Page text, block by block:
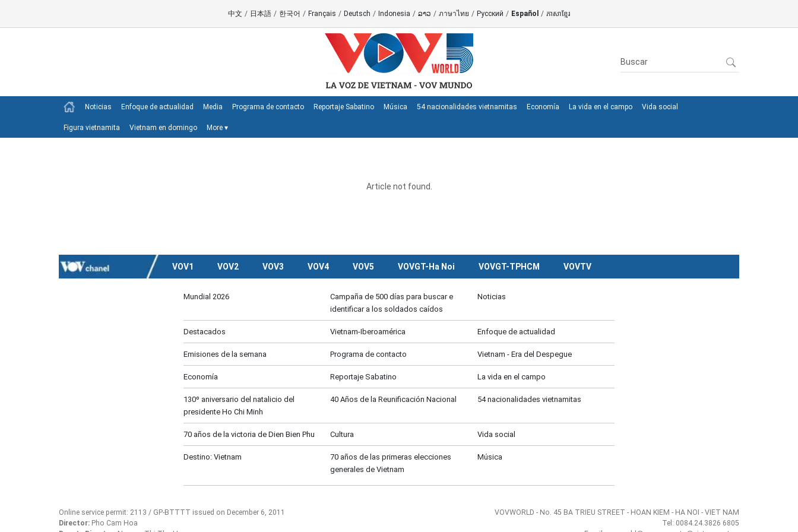
中文 / 日本語 / 한국어 / Français / Deutsch / Indonesia / ລາວ / ภาษาไทย / Русский / Español / ភាសាខ្មែរ
Noticias Enfoque de actualidad Media Programa de contacto Reportaje Sabatino Música 54 nacionalidades vietnamitas Economía La vida en el campo Vida social
Figura vietnamita Vietnam en domingo More ▾
Article not found.
VOV1 VOV2 VOV3 VOV4 VOV5 VOVGT-Ha Noi VOVGT-TPHCM VOVTV
Mundial 2026
Campaña de 500 días para buscar e
identificar a los soldados caídos
Noticias
Destacados Vietnam-Iberoamérica Enfoque de actualidad
Emisiones de la semana Programa de contacto Vietnam - Era del Despegue
Economía Reportaje Sabatino La vida en el campo
130º aniversario del natalicio del
presidente Ho Chi Minh
40 Años de la Reunificación Nacional 54 nacionalidades vietnamitas
70 años de la victoria de Dien Bien Phu Cultura Vida social
Destino: Vietnam
70 años de las primeras elecciones
generales de Vietnam
Música
Online service permit: 2113 / GP-BTTTT issued on December 6, 2011
Director: Pho Cam Hoa
VOVWORLD - No. 45 BA TRIEU STREET - HOAN KIEM - HA NOI - VIET NAM
Tel: 0084.24.3826 6805